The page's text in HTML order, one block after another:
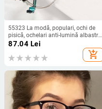
55323 La modă, populari, ochi de
pisică, ochelari anti-lumină albastră
pentru femei, cadru mare, leopard,
lentile de prescripție personalizabile
87.04Lei
add_shopping_cart